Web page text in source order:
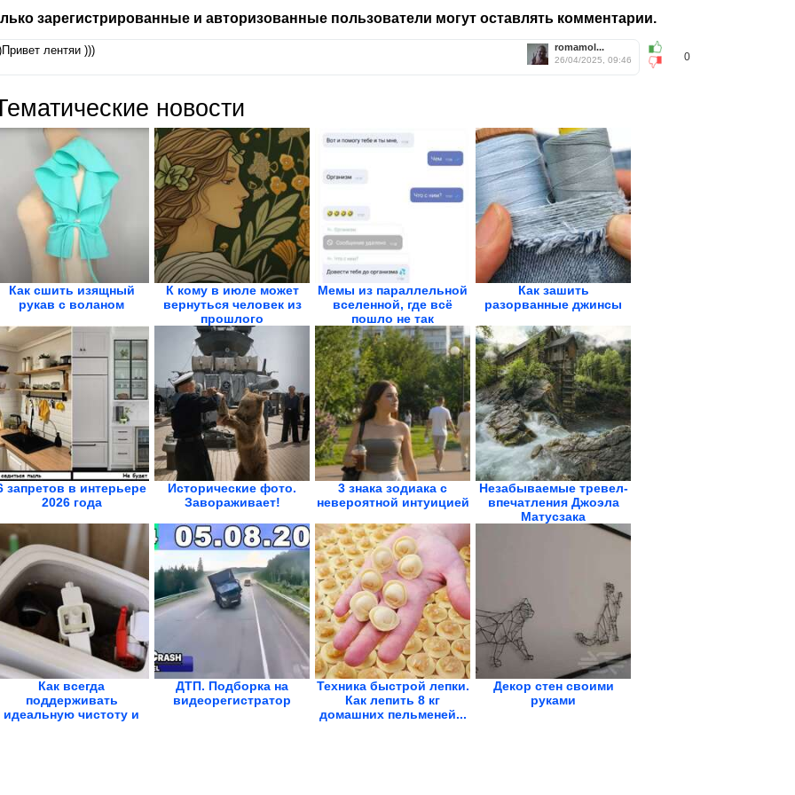
зарегистрированные и авторизованные пользователи могут оставлять комментарии.
0
romamol...
26/04/2025, 09:46
лентяи )))
новости
Как сшить изящный
рукав с воланом
К кому в июле может
вернуться человек из
прошлого
Мемы из параллельной
вселенной, где всё
пошло не так
Как зашить
разорванные джинсы
запретов в интерьере
2026 года
Исторические фото.
Завораживает!
3 знака зодиака с
невероятной интуицией
Незабываемые тревел-
впечатления Джоэла
Матусзака
Как всегда
поддерживать
идеальную чистоту и
ДТП. Подборка на
видеорегистратор
Техника быстрой лепки.
Как лепить 8 кг
домашних пельменей...
Декор стен своими
руками